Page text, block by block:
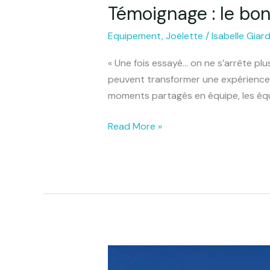
Témoignage : le
Equipement,Joëlette /Isabelle Giard
« Une fois essayé… on ne s’arrête
peuvent transformer une
moments partagés en équipe, les
Témoignage
le
bonheur
des
possibilités
la
Read More »